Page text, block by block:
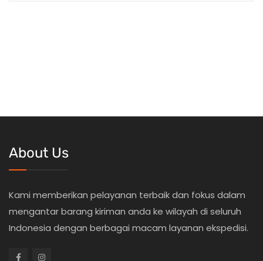
About Us
Kami memberikan pelayanan terbaik dan fokus dalam
mengantar barang kiriman anda ke wilayah di seluruh
Indonesia dengan berbagai macam layanan ekspedisi.